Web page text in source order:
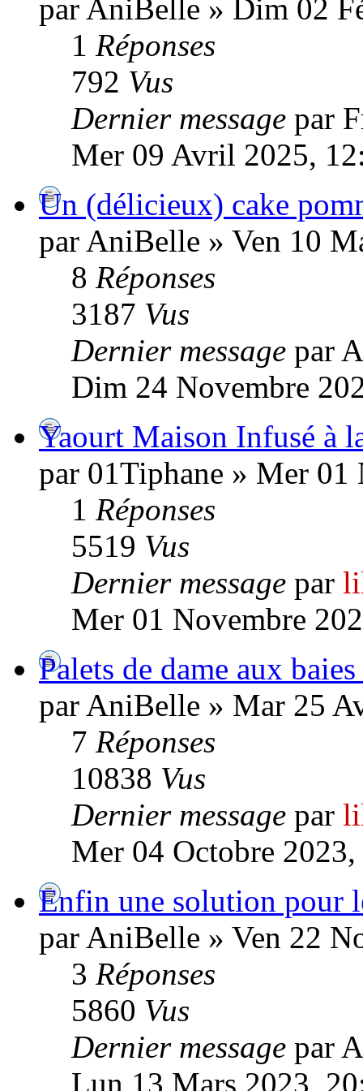
par AniBelle » Dim 02
1 Réponses
792 Vus
Dernier message par
Mer 09 Avril 2025,
Un (délicieux) cake
par AniBelle » Ven 10
8 Réponses
3187 Vus
Dernier message par
Dim 24 Novembre
Yaourt Maison Infusé à
par 01Tiphane » Mer
1 Réponses
5519 Vus
Dernier message par
Mer 01 Novembre
Palets de dame aux
par AniBelle » Mar 25
7 Réponses
10838 Vus
Dernier message par
Mer 04 Octobre
Enfin une solution pour
par AniBelle » Ven 22
3 Réponses
5860 Vus
Dernier message par
Lun 13 Mars 2023,